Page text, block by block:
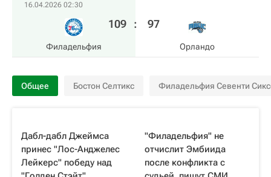
16.04.2026 02:30
Филадельфия
109 : 97
Орландо
Общее Бостон Селтикс Филадельфия Севенти
Дабл-дабл Джеймса
принес "Лос-Анджелес
Лейкерс" победу над
"Филадельфия" не
отчислит Эмбиида
после конфликта с